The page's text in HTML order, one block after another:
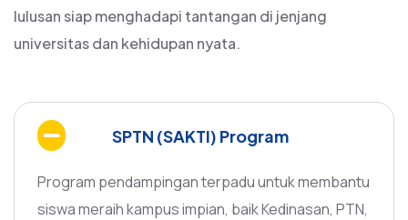
lulusan siap menghadapi tantangan di jenjang
universitas dan kehidupan nyata.
SPTN (SAKTI) Program
Program pendampingan terpadu untuk membantu
siswa meraih kampus impian, baik Kedinasan, PTN,